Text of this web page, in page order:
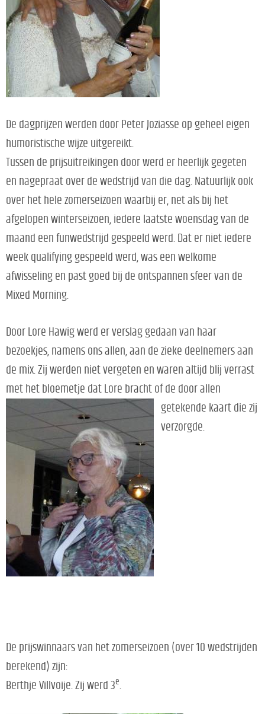
De dagprijzen werden door Peter Joziasse op geheel eigen
humoristische wijze uitgereikt.
Tussen de prijsuitreikingen door werd er heerlijk gegeten
en nagepraat over de wedstrijd van die dag. Natuurlijk ook
over het hele zomerseizoen waarbij er, net als bij het
afgelopen winterseizoen, iedere laatste woensdag van de
maand een funwedstrijd gespeeld werd. Dat er niet iedere
week qualifying gespeeld werd, was een welkome
afwisseling en past goed bij de ontspannen sfeer van de
Mixed Morning.
Door Lore Hawig werd er verslag gedaan van haar
bezoekjes, namens ons allen, aan de zieke deelnemers aan
de mix. Zij werden niet vergeten en waren altijd blij verrast
met het bloemetje dat Lore bracht of de door allen
getekende kaart die zij
verzorgde.
De prijswinnaars van het zomerseizoen (over 10 wedstrijden
berekend) zijn:
Berthje Villvoije. Zij werd 3e